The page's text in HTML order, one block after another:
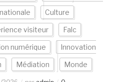
Culture
visiteur Falc
numérique Innovation
Médiation Monde